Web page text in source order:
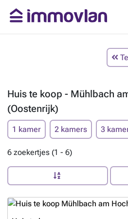
Huis te koop - Mühlbach
(Oostenrijk)
1 kamer 2 kamers 3
6 zoekertjes (1 - 6)